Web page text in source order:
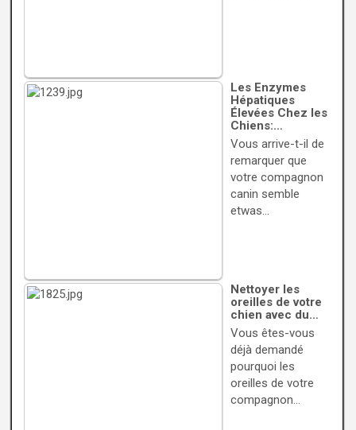
Les Enzymes
Hépatiques
Élevées Chez les
Chiens:…
Vous arrive-t-il de
remarquer que
votre compagnon
canin semble
etwas…
Nettoyer les
oreilles de votre
chien avec du…
Vous êtes-vous
déjà demandé
pourquoi les
oreilles de votre
compagnon…